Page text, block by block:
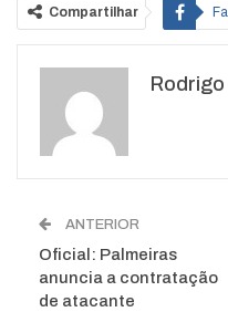
Compartilhar
WhatsApp
ANTERIOR
Oficial: Palmeiras
anuncia a contratação
de atacante